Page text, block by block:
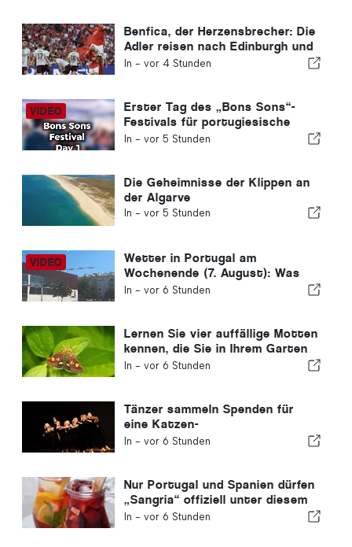
Benfica, der Herzensbrecher: Die
Adler reisen nach Edinburgh und
haben bereits einen Fuß in der
In - vor 4 Stunden
Erster Tag des „Bons Sons“-
Festivals für portugiesische
Musik
In - vor 5 Stunden
Die Geheimnisse der Klippen an
der Algarve
In - vor 5 Stunden
Wetter in Portugal am
Wochenende (7. August): Was
erwartet uns dieses
In - vor 6 Stunden
Lernen Sie vier auffällige Motten
kennen, die Sie in Ihrem Garten
entdecken können
In - vor 6 Stunden
Tänzer sammeln Spenden für
eine Katzen-
Wohltätigkeitsorganisation
In - vor 6 Stunden
Nur Portugal und Spanien dürfen
„Sangria“ offiziell unter diesem
Namen verkaufen
In - vor 6 Stunden